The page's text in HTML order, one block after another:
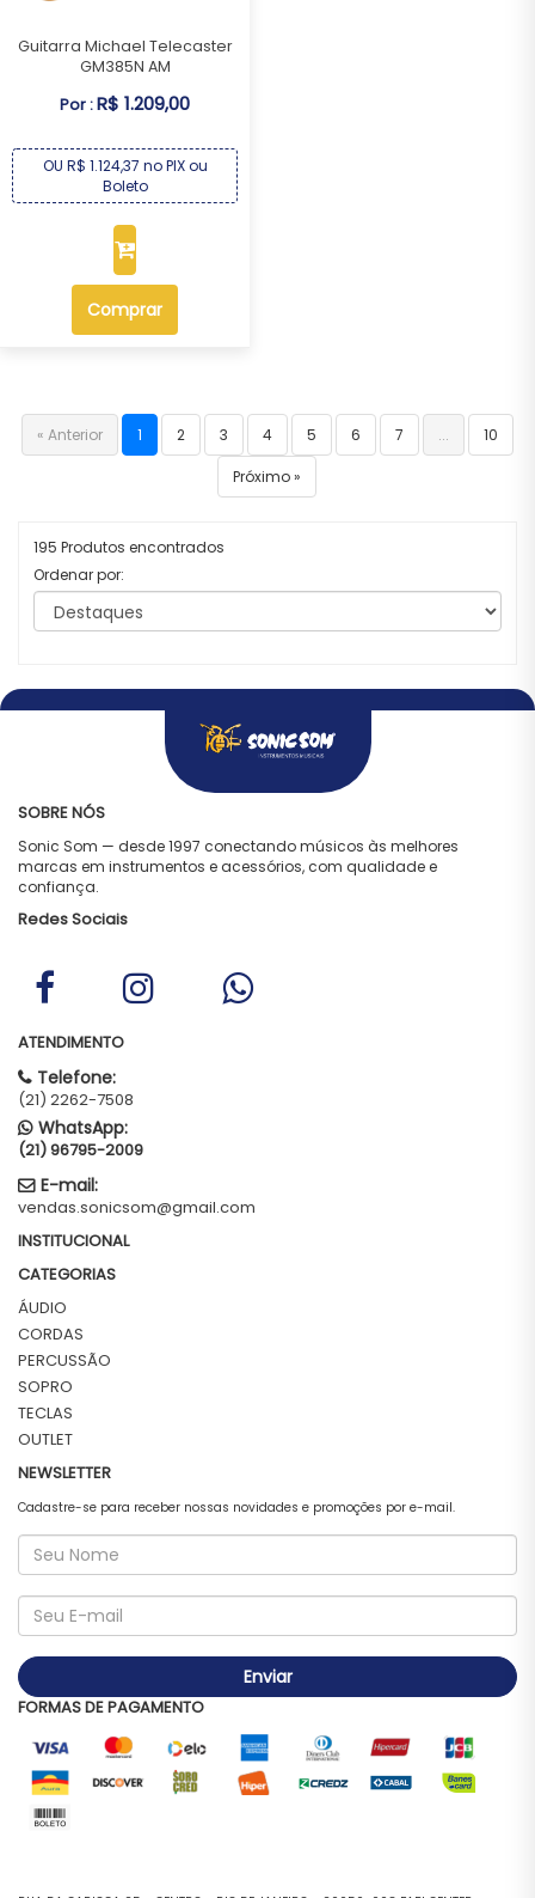
Guitarra Michael Telecaster
GM385N AM
Por :R$ 1.209,00
OU R$ 1.124,37 no PIX ou
Boleto
Comprar
« Anterior 1 2 3 4 5 6 7 ... 10
Próximo »
195 Produtos encontrados
Ordenar por:
SOBRE NÓS
Sonic Som — desde 1997 conectando músicos às melhores
marcas em instrumentos e acessórios, com qualidade e
confiança.
Redes Sociais
ATENDIMENTO
Telefone:
(21) 2262-7508
WhatsApp:
(21) 96795-2009
E-mail:
vendas.sonicsom@gmail.com
INSTITUCIONAL
CATEGORIAS
ÁUDIO
CORDAS
PERCUSSÃO
SOPRO
TECLAS
OUTLET
NEWSLETTER
Cadastre-se para receber nossas novidades e promoções por e-mail.
Enviar
FORMAS DE PAGAMENTO